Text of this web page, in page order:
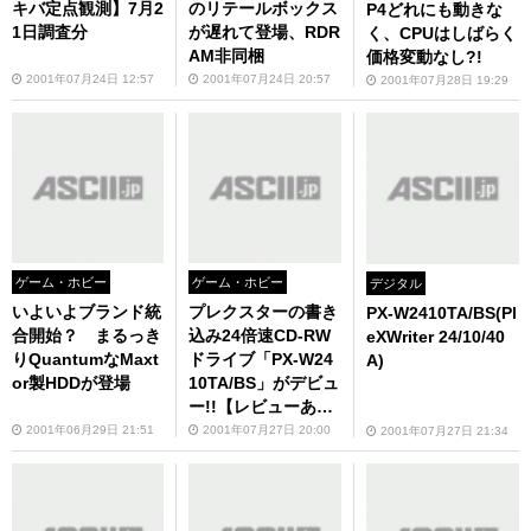
キバ定点観測】7月2
1日調査分
2001年07月24日 12:57
のリテールボックス
が遅れて登場、RDR
AM非同梱
2001年07月24日 20:57
P4どれにも動きな
く、CPUはしばらく
価格変動なし?!
2001年07月28日 19:29
ゲーム・ホビー
いよいよブランド統
合開始？ まるっき
りQuantumなMaxt
or製HDDが登場
2001年06月29日 21:51
ゲーム・ホビー
プレクスターの書き
込み24倍速CD-RW
ドライブ「PX-W24
10TA/BS」がデビュ
ー!!【レビューあ
り】2001年07月27日 20:00
デジタル
PX-W2410TA/BS(Pl
eXWriter 24/10/40
A)
2001年07月27日 21:34